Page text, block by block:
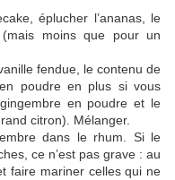
éplucher l’ananas, le
moins que pour un
fendue, le contenu de
poudre en plus si vous
en poudre et le
citron). Mélanger.
dans le rhum. Si le
ce n’est pas grave : au
faire mariner celles qui ne